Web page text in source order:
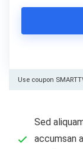
Use coupon
Sed
accumsan